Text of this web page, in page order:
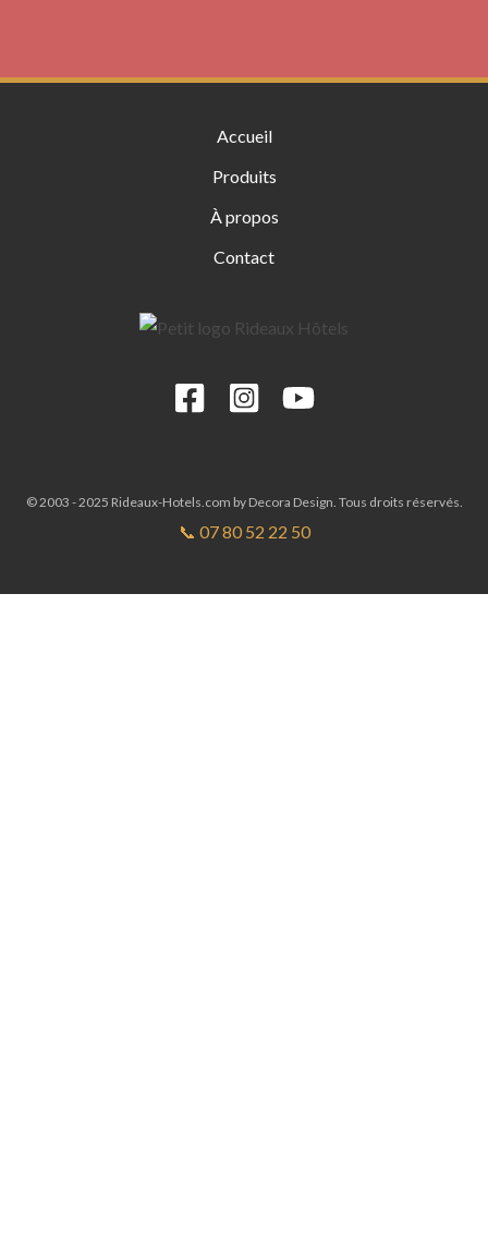
Accueil
Produits
À propos
Contact
© 2003 - 2025 Rideaux-Hotels.com by Decora Design. Tous droits réservés.
📞 07 80 52 22 50